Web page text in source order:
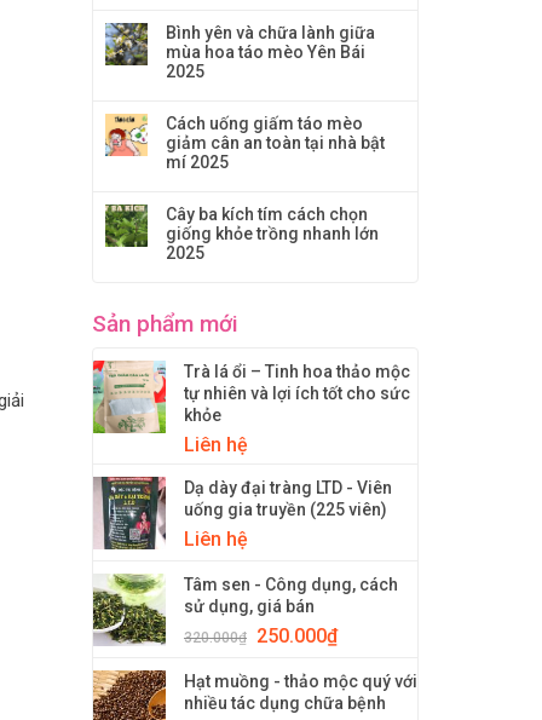
Bình yên và chữa lành giữa
mùa hoa táo mèo Yên Bái
2025
Cách uống giấm táo mèo
giảm cân an toàn tại nhà bật
mí 2025
Cây ba kích tím cách chọn
giống khỏe trồng nhanh lớn
2025
Sản phẩm mới
Trà lá ổi – Tinh hoa thảo mộc
tự nhiên và lợi ích tốt cho sức
khỏe
Liên hệ
Dạ dày đại tràng LTD - Viên
uống gia truyền (225 viên)
Liên hệ
Tâm sen - Công dụng, cách
sử dụng, giá bán
320.000₫ 250.000₫
Hạt muồng - thảo mộc quý với
nhiều tác dụng chữa bệnh